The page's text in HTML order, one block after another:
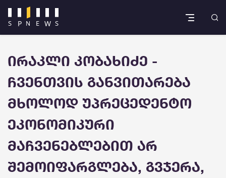
ირაკლი კობახიძე -
ჩვენთვის განვითარება
მხოლოდ უპრეცედენტო
ეკონომიკური
მაჩვენებლებით არ
შემოიფარგლება, გვჯერა,